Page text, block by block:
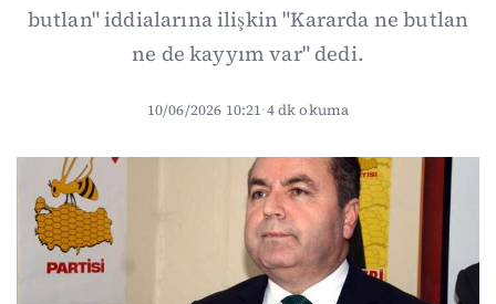
butlan" iddialarına ilişkin "Kararda ne butlan
ne de kayyım var" dedi.
10/06/2026 10:21·4 dk okuma